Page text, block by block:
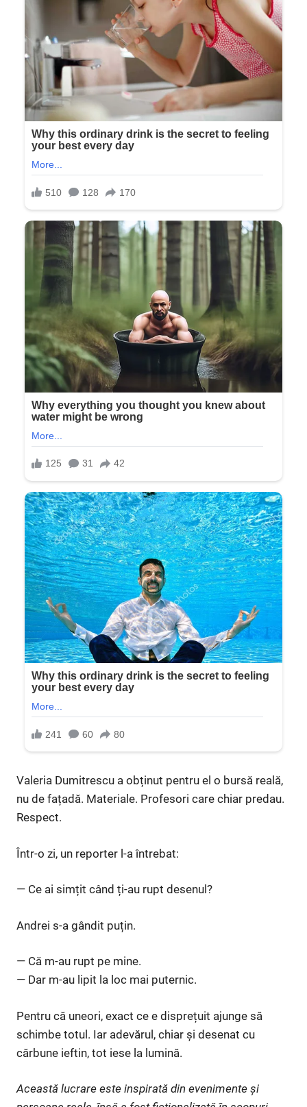
Valeria Dumitrescu a obținut pentru el o bursă reală,
nu de fațadă. Materiale. Profesori care chiar predau.
Respect.
Într-o zi, un reporter l-a întrebat:
— Ce ai simțit când ți-au rupt desenul?
Andrei s-a gândit puțin.
— Că m-au rupt pe mine.
— Dar m-au lipit la loc mai puternic.
Pentru că uneori, exact ce e disprețuit ajunge să
schimbe totul. Iar adevărul, chiar și desenat cu
cărbune ieftin, tot iese la lumină.
Această lucrare este inspirată din evenimente și